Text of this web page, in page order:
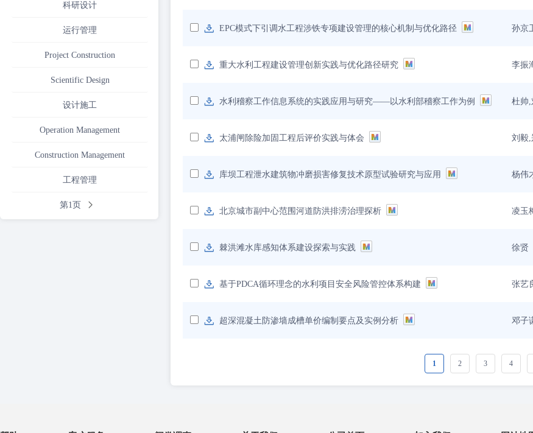
科研设计
运行管理
Project Construction
Scientific Design
设计施工
Operation Management
Construction Management
工程管理
第1页
EPC模式下引调水工程涉铁专项建设管理的核心机制与优化路径 孙京
重大水利工程建设管理创新实践与优化路径研究 李振
水利稽察工作信息系统的实践应用与研究——以水利部稽察工作为例 杜帅,
太浦闸除险加固工程后评价实践与体会 刘毅,
库坝工程泄水建筑物冲磨损害修复技术原型试验研究与应用 杨伟
北京城市副中心范围河道防洪排涝治理探析 凌玉
棘洪滩水库感知体系建设探索与实践 徐贤
基于PDCA循环理念的水利项目安全风险管控体系构建 张艺
超深混凝土防渗墙成槽单价编制要点及实例分析 邓子
1 2 3 4